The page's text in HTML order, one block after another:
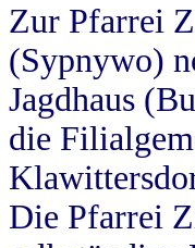
Zur Pfarrei
(Sypnywo)
Jagdhaus
die
Die Pfarrei